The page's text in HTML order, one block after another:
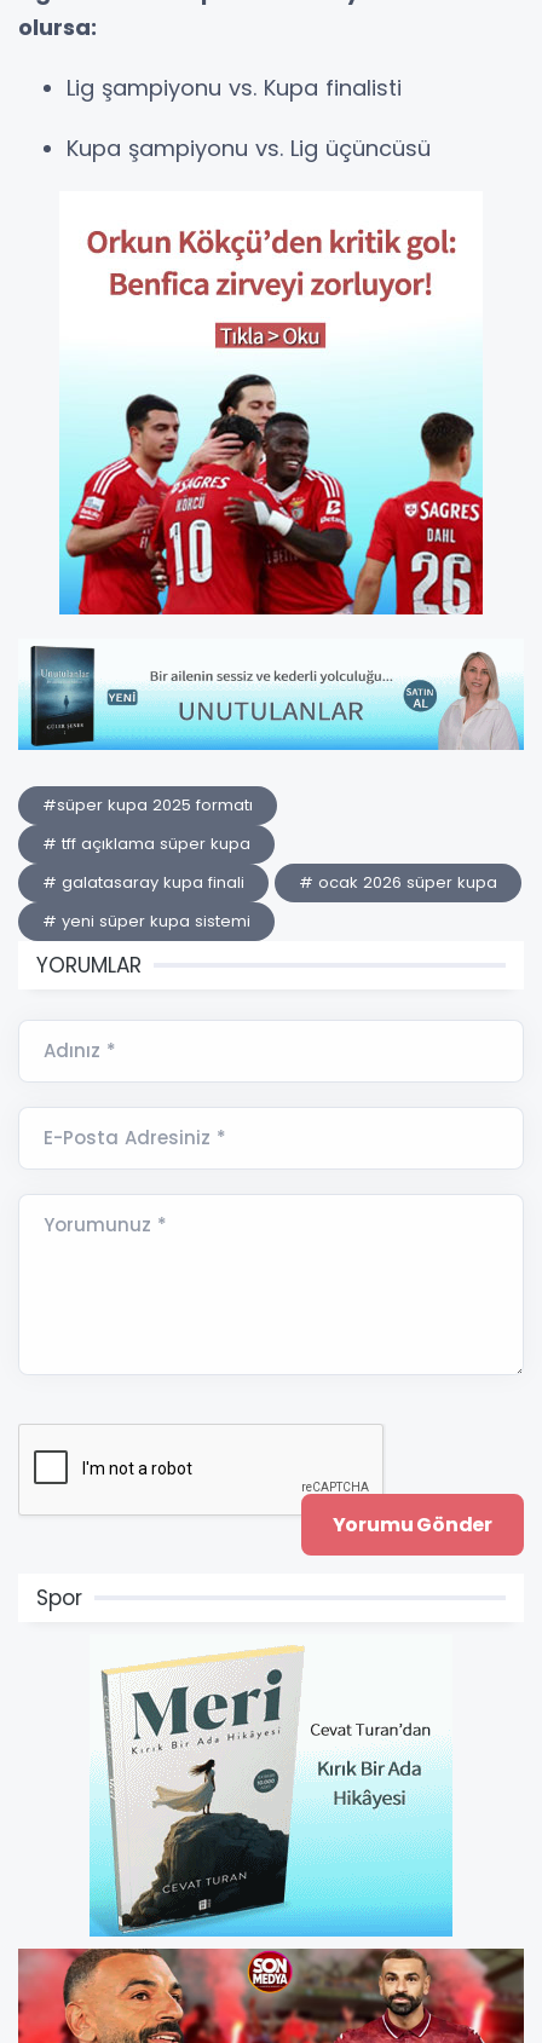
olursa:
Lig şampiyonu vs. Kupa finalisti
Kupa şampiyonu vs. Lig üçüncüsü
#süper kupa 2025 formatı
# tff açıklama süper kupa
# galatasaray kupa finali
# ocak 2026 süper kupa
# yeni süper kupa sistemi
YORUMLAR
Adınız *
E-Posta Adresiniz *
Yorumunuz *
Spor